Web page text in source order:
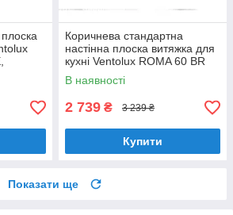
Коричнева стандартна
настінна плоска витяжка для
кухні Ventolux ROMA 60 BR
LUX, шириною 60 см
В наявності
2 739 ₴ 3 239 ₴
Купити
Показати ще